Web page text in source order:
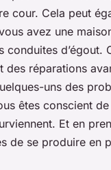
cour. Cela peut
avez une
réparations
uns des
êtes conscient
Et en
de se produire en